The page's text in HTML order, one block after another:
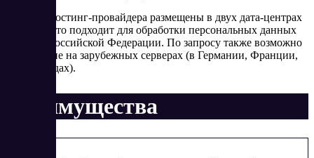
Серверы хостинг-провайдера размещены в двух дата-центрах
Москвы, что подходит для обработки персональных данных
граждан Российской Федерации. По запросу также возможно
размещение на зарубежных серверах (в Германии, Франции,
Нидерландах).
Преимущества